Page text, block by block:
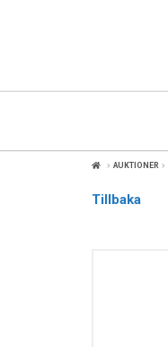
AUKTIONER
Tillbaka